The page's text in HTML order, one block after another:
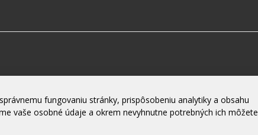
fungovaniu stránky, prispôsobeniu analytiky a obsahu
vaše osobné údaje a okrem nevyhnutne potrebných ich môžete